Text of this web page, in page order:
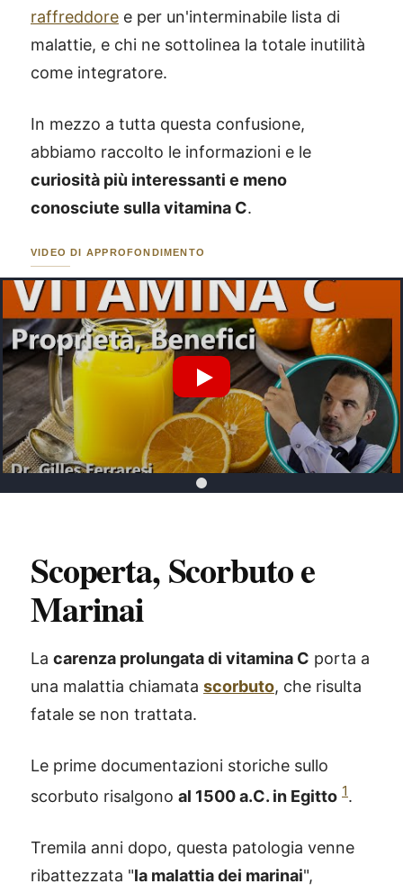
raffreddore e per un'interminabile lista di
malattie, e chi ne sottolinea la totale inutilità
come integratore.
In mezzo a tutta questa confusione,
abbiamo raccolto le informazioni e le
curiosità più interessanti e meno
conosciute sulla vitamina C.
VIDEO DI APPROFONDIMENTO
Riproduci Video YouTube
Scoperta, Scorbuto e
Marinai
La carenza prolungata di vitamina C porta a
una malattia chiamata scorbuto, che risulta
fatale se non trattata.
Le prime documentazioni storiche sullo
scorbuto risalgono al 1500 a.C. in Egitto 1.
Tremila anni dopo, questa patologia venne
ribattezzata "la malattia dei marinai",